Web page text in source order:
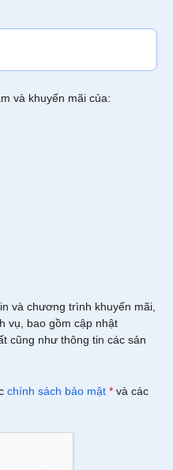
và khuyến mãi của:
và chương trình khuyến mãi,
vụ, bao gồm cập nhật
cũng như thông tin các sản
chính sách bảo mật * và các